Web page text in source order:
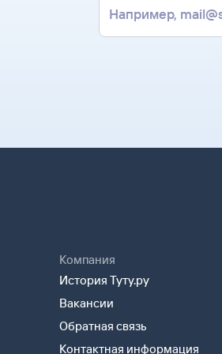
Компания
История Туту.ру
Вакансии
Обратная связь
Контактная информация